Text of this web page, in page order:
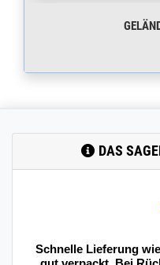
DAS
Schnelle Lieferung